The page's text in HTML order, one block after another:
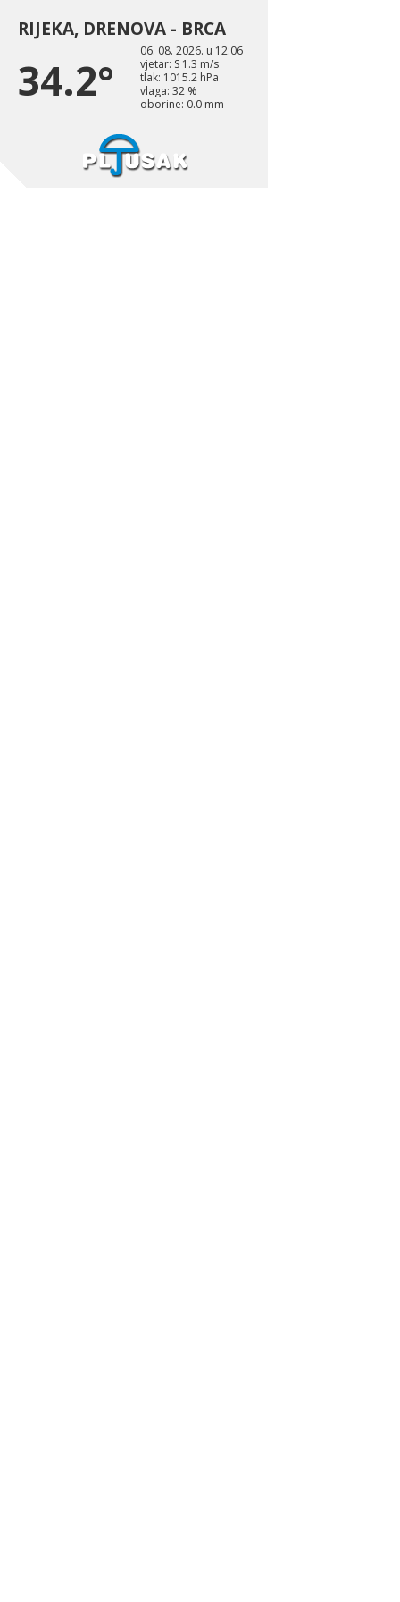
RIJEKA, DRENOVA - BRCA
34.2°
06. 08. 2026. u 12:06
vjetar: S 1.3 m/s
tlak: 1015.2 hPa
vlaga: 32 %
oborine: 0.0 mm